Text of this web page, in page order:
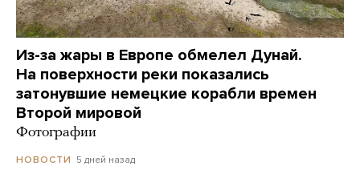
Из-за жары в Европе обмелел Дунай.
На поверхности реки показались
затонувшие немецкие корабли времен
Второй мировой
Фотографии
НОВОСТИ 5 дней назад